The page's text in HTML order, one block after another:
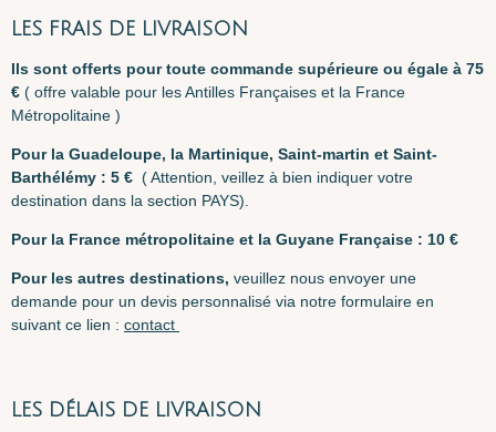
LES FRAIS DE LIVRAISON
Ils sont offerts pour toute commande supérieure ou égale à 75
€ ( offre valable pour les Antilles Françaises et la France
Métropolitaine )
Pour la Guadeloupe, la Martinique, Saint-martin et Saint-
Barthélémy : 5 € ( Attention, veillez à bien indiquer votre
destination dans la section PAYS).
Pour la France métropolitaine et la Guyane Française : 10 €
Pour les autres destinations, veuillez nous envoyer une
demande pour un devis personnalisé via notre formulaire en
suivant ce lien : contact
LES DÉLAIS DE LIVRAISON